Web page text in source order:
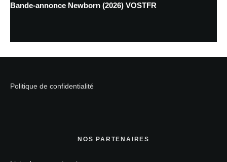
Bande-annonce Newborn (2026) VOSTFR
Politique de confidentialité
NOS PARTENAIRES